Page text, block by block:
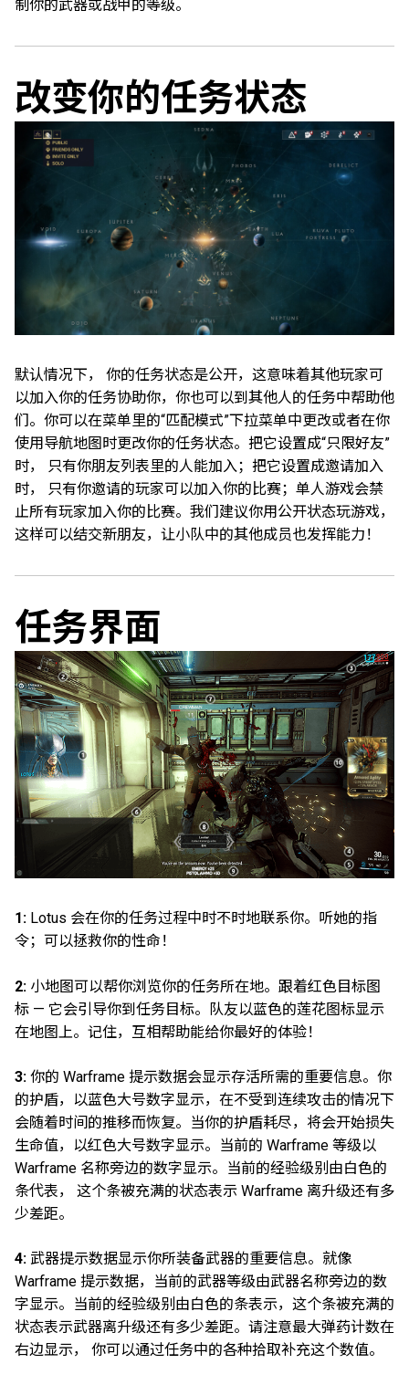
制你的武器或战甲的等级。
改变你的任务状态
默认情况下， 你的任务状态是公开，这意味着其他玩家可
以加入你的任务协助你，你也可以到其他人的任务中帮助他
们。你可以在菜单里的“匹配模式”下拉菜单中更改或者在你
使用导航地图时更改你的任务状态。把它设置成“只限好友”
时， 只有你朋友列表里的人能加入；把它设置成邀请加入
时， 只有你邀请的玩家可以加入你的比赛；单人游戏会禁
止所有玩家加入你的比赛。我们建议你用公开状态玩游戏，
这样可以结交新朋友，让小队中的其他成员也发挥能力！
任务界面
1: Lotus 会在你的任务过程中时不时地联系你。听她的指
令；可以拯救你的性命！
2: 小地图可以帮你浏览你的任务所在地。跟着红色目标图
标 — 它会引导你到任务目标。队友以蓝色的莲花图标显示
在地图上。记住，互相帮助能给你最好的体验！
3: 你的 Warframe 提示数据会显示存活所需的重要信息。你
的护盾，以蓝色大号数字显示，在不受到连续攻击的情况下
会随着时间的推移而恢复。当你的护盾耗尽，将会开始损失
生命值，以红色大号数字显示。当前的 Warframe 等级以
Warframe 名称旁边的数字显示。当前的经验级别由白色的
条代表， 这个条被充满的状态表示 Warframe 离升级还有多
少差距。
4: 武器提示数据显示你所装备武器的重要信息。就像
Warframe 提示数据，当前的武器等级由武器名称旁边的数
字显示。当前的经验级别由白色的条表示，这个条被充满的
状态表示武器离升级还有多少差距。请注意最大弹药计数在
右边显示， 你可以通过任务中的各种拾取补充这个数值。